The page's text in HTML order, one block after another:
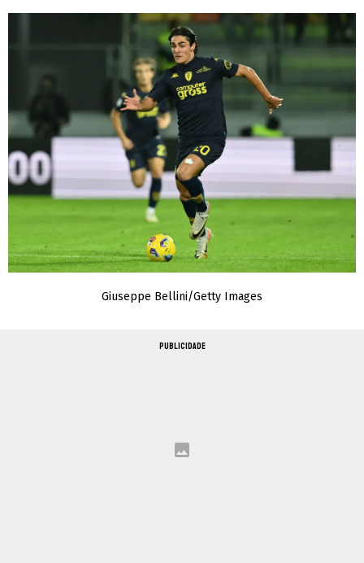
Giuseppe Bellini/Getty Images
PUBLICIDADE